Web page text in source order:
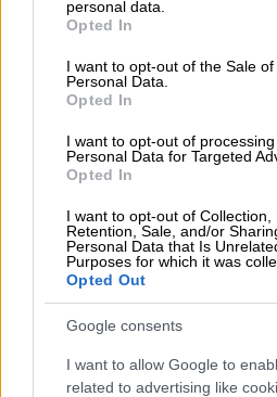
grant or deny consent to Google
use your data for below specified
consent section.
personal data.
Opted In
I want to opt-out of the Sale of
Personal Data.
Opted In
I want to opt-out of
Personal Data for Targeted
Opted In
I want to opt-out of Collection,
Retention, Sale, and/or
Personal Data that Is
Purposes for which it was
Opted Out
Google consents
I want to allow Google to
related to advertising like
Open την φωτογραφία
αιμορραγεί στο πόδι του
υπάρχουν γιατροί στο
δεν μπορούν να φτάσουν
των οδομαχιών.
Ο τραυματίας λέει επίσης
είναι η κατάσταση στη
παρότινοσηλευόμενος,
καλά και να μην έχει πιει
κατάστασή του να είναι
«Συνεχείς μάχες,
καθόλου»